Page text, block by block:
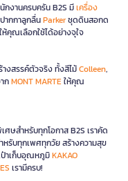
งานครบครัน B2S มีเครื่อง
ากกาลูกลื่นParkerชุดดินสอกด
ให้คุณเลือกใช้ได้อย่างจุใจ
งสรรค์ตัวจริง ทั้งสีไม้Colleen,
กMONT MARTEให้คุณ
สำหรับทุกโอกาส B2S เราคัด
หรับทุกเพศทุกวัย สร้างความสุข
ป๋าเก็บอุณหภูมิKAKAO
เรามีครบ!